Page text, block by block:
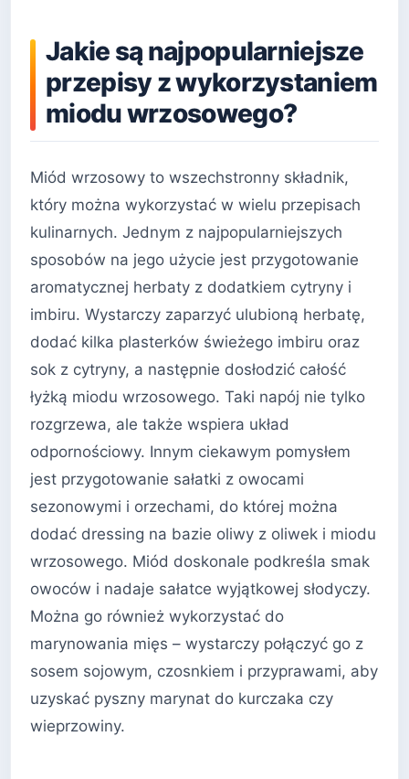
Jakie są najpopularniejsze
przepisy z wykorzystaniem
miodu wrzosowego?
Miód wrzosowy to wszechstronny składnik,
który można wykorzystać w wielu przepisach
kulinarnych. Jednym z najpopularniejszych
sposobów na jego użycie jest przygotowanie
aromatycznej herbaty z dodatkiem cytryny i
imbiru. Wystarczy zaparzyć ulubioną herbatę,
dodać kilka plasterków świeżego imbiru oraz
sok z cytryny, a następnie dosłodzić całość
łyżką miodu wrzosowego. Taki napój nie tylko
rozgrzewa, ale także wspiera układ
odpornościowy. Innym ciekawym pomysłem
jest przygotowanie sałatki z owocami
sezonowymi i orzechami, do której można
dodać dressing na bazie oliwy z oliwek i miodu
wrzosowego. Miód doskonale podkreśla smak
owoców i nadaje sałatce wyjątkowej słodyczy.
Można go również wykorzystać do
marynowania mięs – wystarczy połączyć go z
sosem sojowym, czosnkiem i przyprawami, aby
uzyskać pyszny marynat do kurczaka czy
wieprzowiny.